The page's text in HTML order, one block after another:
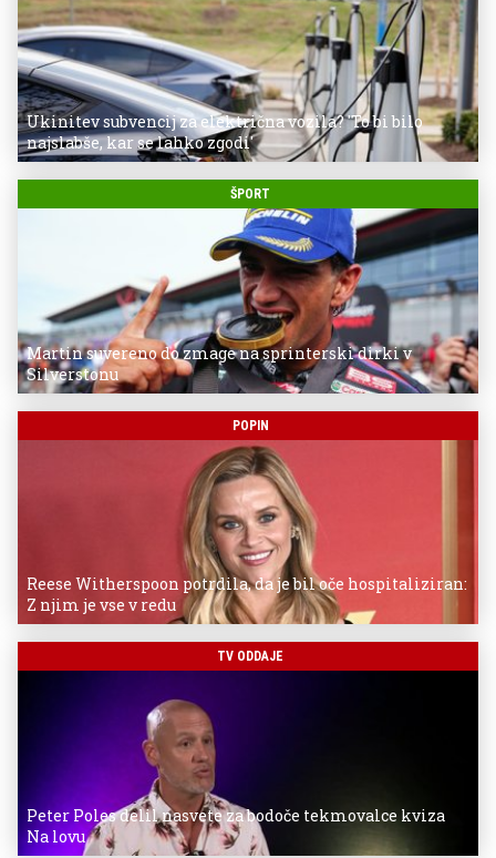
Ukinitev subvencij za električna vozila? 'To bi bilo
najslabše, kar se lahko zgodi'
ŠPORT
Martin suvereno do zmage na sprinterski dirki v
Silverstonu
POPIN
Reese Witherspoon potrdila, da je bil oče hospitaliziran:
Z njim je vse v redu
TV ODDAJE
Peter Poles delil nasvete za bodoče tekmovalce kviza
Na lovu